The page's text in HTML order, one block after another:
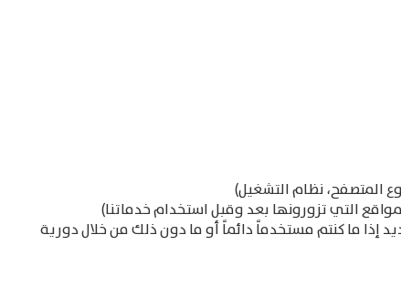
التي تزورونها بعد وقبل استخدام خدماتنا)
إذا ما كنتم مستخدماً دائماً أو ما دون ذلك من خلال دورية